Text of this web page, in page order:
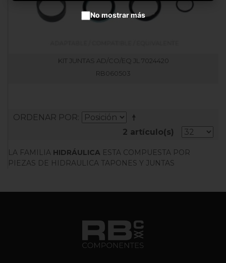
KIT JUNTAS AD/CO/EQ JL 7024420
RB060503
ORDENAR POR
2 artículo(s)
LA FAMILIA HIDRÁULICA ESTA COMPUESTA POR
PIEZAS DE HIDRAULICA TAPONES Y JUNTAS
No mostrar más